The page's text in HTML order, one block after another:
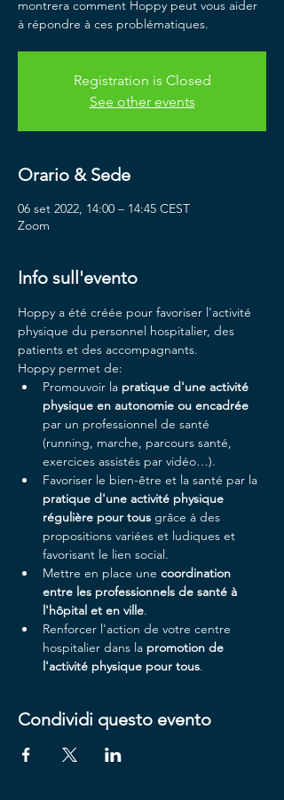
montrera comment Hoppy peut vous aider
à répondre à ces problématiques.
Registration is Closed
See other events
Orario & Sede
06 set 2022, 14:00 – 14:45 CEST
Zoom
Info sull'evento
Hoppy a été créée pour favoriser l'activité
physique du personnel hospitalier, des
patients et des accompagnants.
Hoppy permet de:
Promouvoir la pratique d'une activité
physique en autonomie ou encadrée
par un professionnel de santé
(running, marche, parcours santé,
exercices assistés par vidéo…).
Favoriser le bien-être et la santé par la
pratique d'une activité physique
régulière pour tous grâce à des
propositions variées et ludiques et
favorisant le lien social.
Mettre en place une coordination
entre les professionnels de santé à
l'hôpital et en ville.
Renforcer l'action de votre centre
hospitalier dans la promotion de
l'activité physique pour tous.
Condividi questo evento